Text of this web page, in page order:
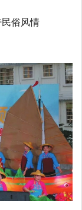
俗风情